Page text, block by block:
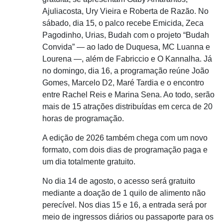
Ajuliacosta, Ury Vieira e Roberta de Razão. No
sábado, dia 15, o palco recebe Emicida, Zeca
Pagodinho, Urias, Budah com o projeto “Budah
Convida” — ao lado de Duquesa, MC Luanna e
Lourena —, além de Fabriccio e O Kannalha. Já
no domingo, dia 16, a programação reúne João
Gomes, Marcelo D2, Maré Tardia e o encontro
entre Rachel Reis e Marina Sena. Ao todo, serão
mais de 15 atrações distribuídas em cerca de 20
horas de programação.
A edição de 2026 também chega com um novo
formato, com dois dias de programação paga e
um dia totalmente gratuito.
No dia 14 de agosto, o acesso será gratuito
mediante a doação de 1 quilo de alimento não
perecível. Nos dias 15 e 16, a entrada será por
meio de ingressos diários ou passaporte para os